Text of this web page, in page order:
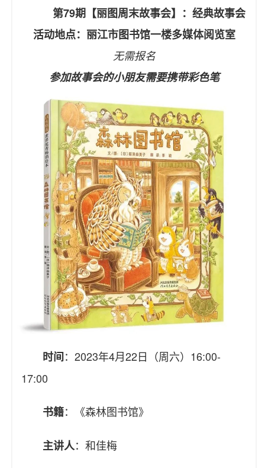
第79期【丽图周末故事会】：经典故事会
活动地点：丽江市图书馆一楼多媒体阅览室
无需报名
参加故事会的小朋友需要携带彩色笔
时间：2023年4月22日（周六）16:00-
17:00
书籍：《森林图书馆》
主讲人：和佳梅